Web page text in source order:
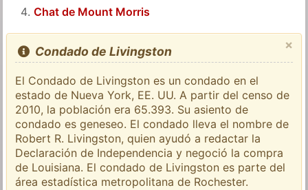
Chat de Mount Morris
×
Condado de Livingston
El Condado de Livingston es un condado en el
estado de Nueva York, EE. UU. A partir del censo de
2010, la población era 65.393. Su asiento de
condado es geneseo. El condado lleva el nombre de
Robert R. Livingston, quien ayudó a redactar la
Declaración de Independencia y negoció la compra
de Louisiana. El condado de Livingston es parte del
área estadística metropolitana de Rochester.